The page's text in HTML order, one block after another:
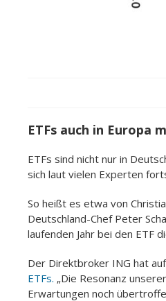
ETFs auch in Europa
ETFs sind nicht nur in
sich laut vielen Experten
So heißt es etwa von
Deutschland-Chef Peter
laufenden Jahr bei den ETF
Der Direktbroker ING hat
ETFs. „Die Resonanz
Erwartungen noch